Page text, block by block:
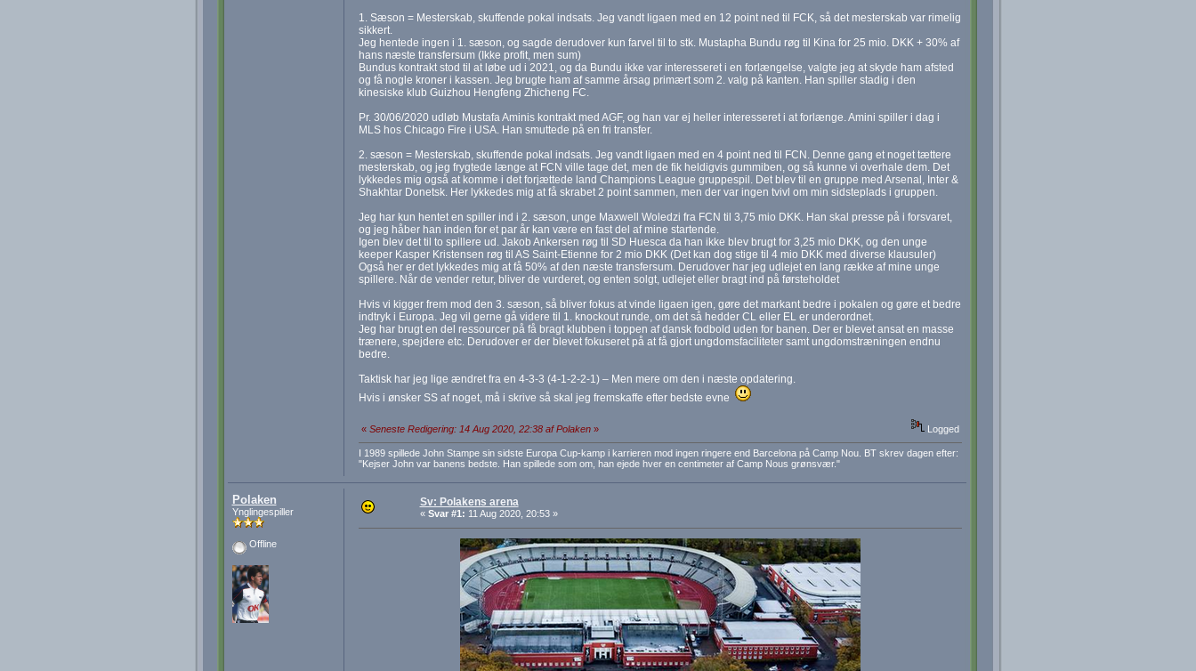
1. Sæson = Mesterskab, skuffende pokal indsats. Jeg vandt ligaen med en 12 point ned til FCK, så det mesterskab var rimelig
sikkert.
Jeg hentede ingen i 1. sæson, og sagde derudover kun farvel til to stk. Mustapha Bundu røg til Kina for 25 mio. DKK + 30% af
hans næste transfersum (Ikke profit, men sum)
Bundus kontrakt stod til at løbe ud i 2021, og da Bundu ikke var interesseret i en forlængelse, valgte jeg at skyde ham afsted
og få nogle kroner i kassen. Jeg brugte ham af samme årsag primært som 2. valg på kanten. Han spiller stadig i den
kinesiske klub Guizhou Hengfeng Zhicheng FC.
Pr. 30/06/2020 udløb Mustafa Aminis kontrakt med AGF, og han var ej heller interesseret i at forlænge. Amini spiller i dag i
MLS hos Chicago Fire i USA. Han smuttede på en fri transfer.
2. sæson = Mesterskab, skuffende pokal indsats. Jeg vandt ligaen med en 4 point ned til FCN. Denne gang et noget tættere
mesterskab, og jeg frygtede længe at FCN ville tage det, men de fik heldigvis gummiben, og så kunne vi overhale dem. Det
lykkedes mig også at komme i det forjættede land Champions League gruppespil. Det blev til en gruppe med Arsenal, Inter &
Shakhtar Donetsk. Her lykkedes mig at få skrabet 2 point sammen, men der var ingen tvivl om min sidsteplads i gruppen.
Jeg har kun hentet en spiller ind i 2. sæson, unge Maxwell Woledzi fra FCN til 3,75 mio DKK. Han skal presse på i forsvaret,
og jeg håber han inden for et par år kan være en fast del af mine startende.
Igen blev det til to spillere ud. Jakob Ankersen røg til SD Huesca da han ikke blev brugt for 3,25 mio DKK, og den unge
keeper Kasper Kristensen røg til AS Saint-Etienne for 2 mio DKK (Det kan dog stige til 4 mio DKK med diverse klausuler)
Også her er det lykkedes mig at få 50% af den næste transfersum. Derudover har jeg udlejet en lang række af mine unge
spillere. Når de vender retur, bliver de vurderet, og enten solgt, udlejet eller bragt ind på førsteholdet
Hvis vi kigger frem mod den 3. sæson, så bliver fokus at vinde ligaen igen, gøre det markant bedre i pokalen og gøre et bedre
indtryk i Europa. Jeg vil gerne gå videre til 1. knockout runde, om det så hedder CL eller EL er underordnet.
Jeg har brugt en del ressourcer på få bragt klubben i toppen af dansk fodbold uden for banen. Der er blevet ansat en masse
trænere, spejdere etc. Derudover er der blevet fokuseret på at få gjort ungdomsfaciliteter samt ungdomstræningen endnu
bedre.
Taktisk har jeg lige ændret fra en 4-3-3 (4-1-2-2-1) – Men mere om den i næste opdatering.
Hvis i ønsker SS af noget, må i skrive så skal jeg fremskaffe efter bedste evne
« Seneste Redigering: 14 Aug 2020, 22:38 af Polaken» Logged
I 1989 spillede John Stampe sin sidste Europa Cup-kamp i karrieren mod ingen ringere end Barcelona på Camp Nou. BT skrev dagen efter:
"Kejser John var banens bedste. Han spillede som om, han ejede hver en centimeter af Camp Nous grønsvær."
Polaken
Ynglingespiller
Offline
Sv: Polakens arena
« Svar #1: 11 Aug 2020, 20:53 »